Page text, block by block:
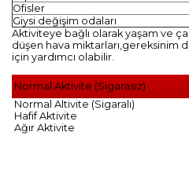
Ofisler
Giysi değişim odaları
Aktiviteye bağlı olarak yaşam ve
düşen hava miktarları,gereksinim
için yardımcı olabilir.
Normal Aktivite (Sigarasız)
Normal Altivite (Sigaralı)
Hafif Aktivite
Ağır Aktivite